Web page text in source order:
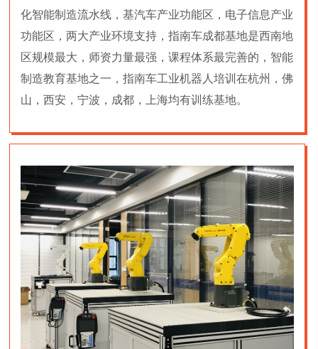
化智能制造流水线，基汽车产业功能区，电子信息产业
功能区，两大产业环境支持，指南车成都基地是西南地
区规模最大，师资力量最强，课程体系最完善的，智能
制造教育基地之一，指南车工业机器人培训在杭州，佛
山，西安，宁波，成都，上海均有训练基地。